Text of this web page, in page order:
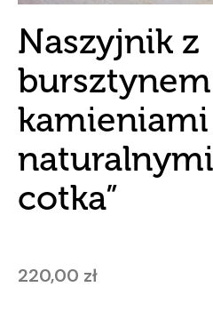
Naszyjnik z
kamieniami
cotka”
220,00 zł